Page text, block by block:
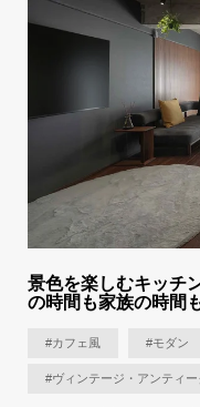
景色を楽しむキッチ
の時間も家族の時間
#カフェ風 #モダン
#ヴィンテージ・アンティー